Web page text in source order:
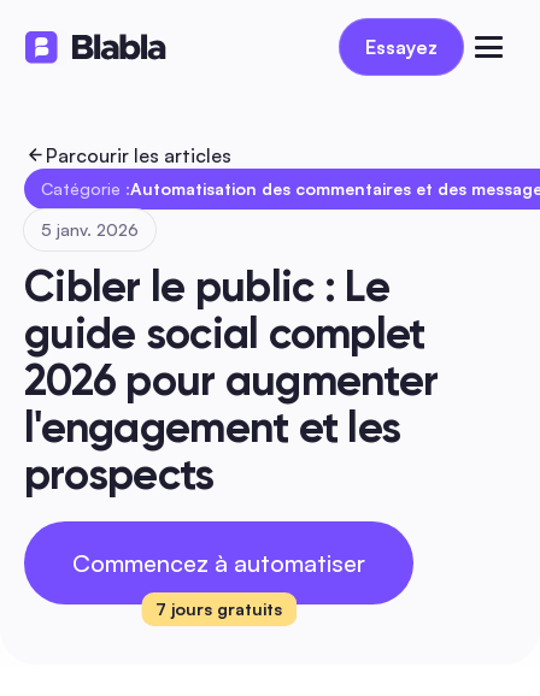
Essayez
Essayez
Parcourir les articles
Catégorie :Automatisation des commentaires et des
5 janv. 2026
Cibler le public : Le
guide social complet
2026 pour augmenter
l'engagement et les
prospects
Commencez à automatiser
7 jours gratuits